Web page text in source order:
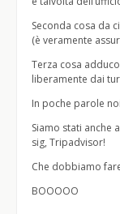
Seconda cosa da
(è veramente
Terza cosa
liberamente dai
In poche parole
Siamo stati anche
sig, Tripadvisor!
Che dobbiamo
BOOOOO